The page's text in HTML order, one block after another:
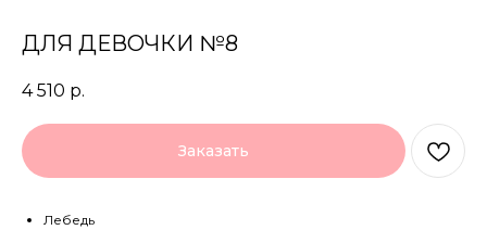
ДЛЯ ДЕВОЧКИ №8
4 510 р.
Заказать
Лебедь